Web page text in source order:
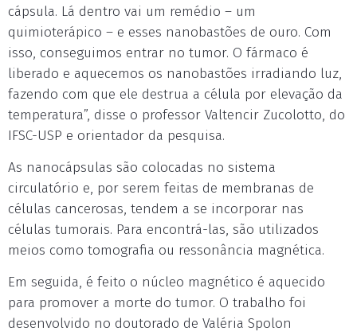
cápsula. Lá dentro vai um remédio – um
quimioterápico – e esses nanobastões de ouro. Com
isso, conseguimos entrar no tumor. O fármaco é
liberado e aquecemos os nanobastões irradiando luz,
fazendo com que ele destrua a célula por elevação da
temperatura”, disse o professor Valtencir Zucolotto, do
IFSC-USP e orientador da pesquisa.
As nanocápsulas são colocadas no sistema
circulatório e, por serem feitas de membranas de
células cancerosas, tendem a se incorporar nas
células tumorais. Para encontrá-las, são utilizados
meios como tomografia ou ressonância magnética.
Em seguida, é feito o núcleo magnético é aquecido
para promover a morte do tumor. O trabalho foi
desenvolvido no doutorado de Valéria Spolon